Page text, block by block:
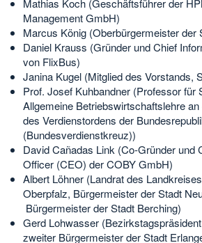
Mathias Koch (Geschäftsführer der
Management GmbH)
Marcus König (Oberbürgermeister der
Daniel Krauss (Gründer und Chief
von FlixBus)
Janina Kugel (Mitglied des Vorstands,
Prof. Josef Kuhbandner (Professor für
Allgemeine Betriebswirtschaftslehre
des Verdienstordens der
(Bundesverdienstkreuz))
David Cañadas Link (Co-Gründer und
Officer (CEO) der COBY GmbH)
Albert Löhner (Landrat des
Oberpfalz, Bürgermeister der Stadt
Bürgermeister der Stadt Berching)
Gerd Lohwasser
zweiter Bürgermeister der Stadt